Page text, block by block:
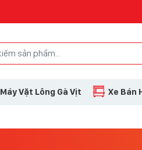
Máy Vặt Lông Gà Vịt Xe Bán